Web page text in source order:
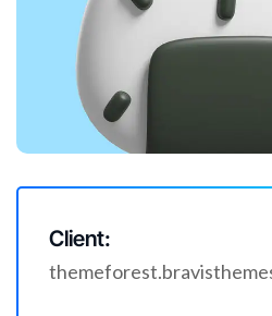
Client: